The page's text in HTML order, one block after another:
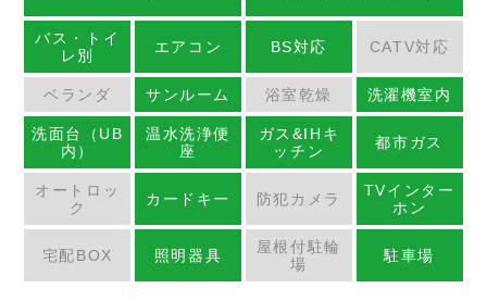
バス・トイ
レ別
エアコン BS対応 CATV対応
ベランダ サンルーム 浴室乾燥 洗濯機室内
洗面台（UB
内）
温水洗浄便
座
ガス&IHキ
ッチン
都市ガス
オートロッ
ク
カードキー 防犯カメラ
TVインター
ホン
宅配BOX 照明器具
屋根付駐輪
場
駐車場